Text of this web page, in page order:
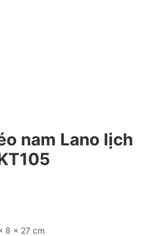
nam Lano lịch
8 x 27 cm